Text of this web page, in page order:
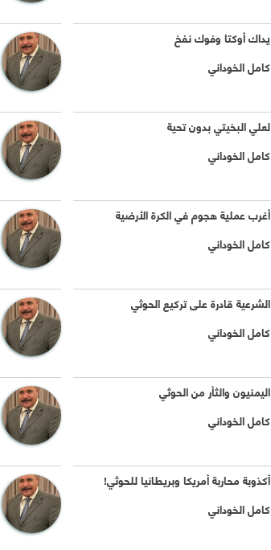
يداك أوكتا وفوك نفخ
كامل الخوداني
لعلي البخيتي بدون تحية
كامل الخوداني
أغرب عملية هجوم في الكرة الأرضية
كامل الخوداني
الشرعية قادرة على تركيع الحوثي
كامل الخوداني
اليمنيون والثأر من الحوثي
كامل الخوداني
أكذوبة محاربة أمريكا وبريطانيا للحوثي!
كامل الخوداني